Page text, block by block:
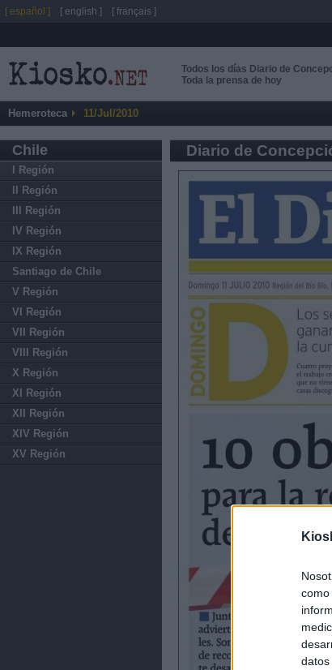
como
Todos los días Diario de
Toda la prensa de hoy
Hemeroteca 11/Jul/2010
Chile
I Región
II Región
III Región
IV Región
IX Región
Santiago de Chile
V Región
VI Región
VII Región
VIII Región
X Región
XI Región
XII Región
XIV Región
XV Región
Diario de
[ español ] [ english ] [ français ]